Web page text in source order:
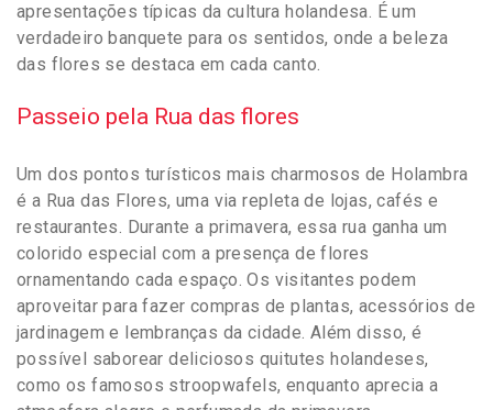
apresentações típicas da cultura holandesa. É um
verdadeiro banquete para os sentidos, onde a beleza
das flores se destaca em cada canto.
Passeio pela Rua das flores
Um dos pontos turísticos mais charmosos de Holambra
é a Rua das Flores, uma via repleta de lojas, cafés e
restaurantes. Durante a primavera, essa rua ganha um
colorido especial com a presença de flores
ornamentando cada espaço. Os visitantes podem
aproveitar para fazer compras de plantas, acessórios de
jardinagem e lembranças da cidade. Além disso, é
possível saborear deliciosos quitutes holandeses,
como os famosos stroopwafels, enquanto aprecia a